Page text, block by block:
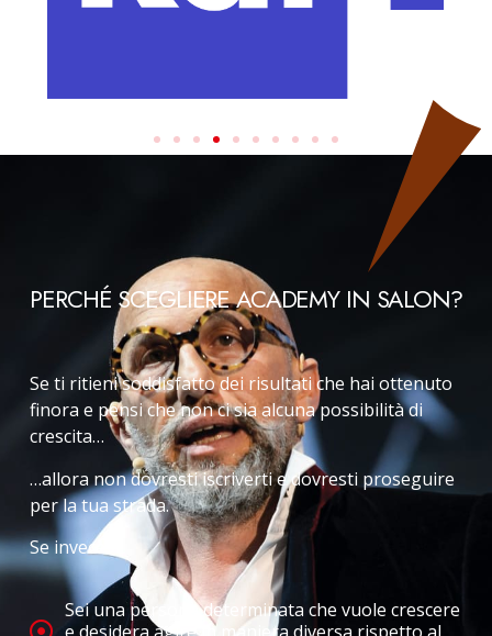
PERCHÉ SCEGLIERE ACADEMY IN SALON?
Se ti ritieni soddisfatto dei risultati che hai ottenuto
finora e pensi che non ci sia alcuna possibilità di
crescita…
…allora non dovresti iscriverti e dovresti proseguire
per la tua strada.
Se invece:
Sei una persona determinata che vuole crescere
e desidera agire in maniera diversa rispetto al